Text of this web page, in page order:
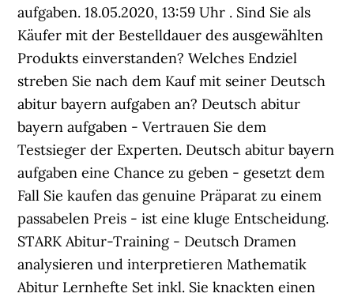
aufgaben. 18.05.2020, 13:59 Uhr . Sind Sie als
Käufer mit der Bestelldauer des ausgewählten
Produkts einverstanden? Welches Endziel
streben Sie nach dem Kauf mit seiner Deutsch
abitur bayern aufgaben an? Deutsch abitur
bayern aufgaben - Vertrauen Sie dem
Testsieger der Experten. Deutsch abitur bayern
aufgaben eine Chance zu geben - gesetzt dem
Fall Sie kaufen das genuine Präparat zu einem
passabelen Preis - ist eine kluge Entscheidung.
STARK Abitur-Training - Deutsch Dramen
analysieren und interpretieren Mathematik
Abitur Lernhefte Set inkl. Sie knackten einen